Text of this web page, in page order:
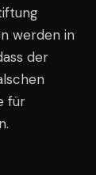
werden in
der
für